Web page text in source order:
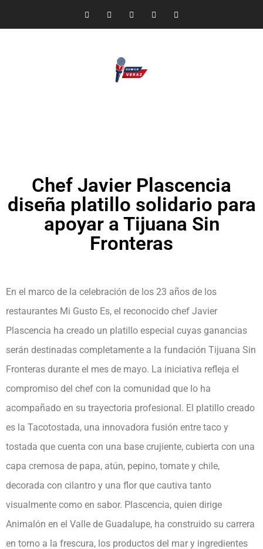
Chef Javier Plascencia
diseña platillo solidario para
apoyar a Tijuana Sin
Fronteras
En el marco de la celebración de los 23 años de los
restaurantes Mi Gusto Es, el reconocido chef Javier
Plascencia ha creado un platillo especial cuyas ganancias
serán destinadas completamente a la fundación Tijuana Sin
Fronteras durante el mes de mayo. La iniciativa refleja el
compromiso del chef con la comunidad que lo ha
acompañado en su trayectoria profesional. El platillo creado
es la Tacotostada, una innovadora fusión entre taco y
tostada que cuenta con una base crujiente, cubierta con una
capa cremosa de papa, atún, pepino, tomate y chile,
decorada con cilantro y una flor que cautiva tanto
visualmente como en sabor. Plascencia, quien dirige
Animalón en el Valle de Guadalupe, ha construido su carrera
en torno a la frescura, los productos del mar y ingredientes